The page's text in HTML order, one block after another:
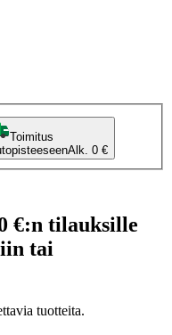
Toimitus
Alk. 0 €
€:n tilauksille
tai
tuotteita.